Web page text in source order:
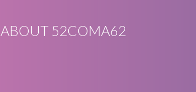
ABOUT 52COMA62